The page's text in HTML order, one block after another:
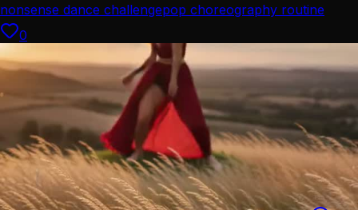
nonsense dance challengepop choreography routine
0